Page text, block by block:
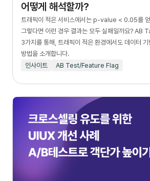
어떻게 해석할까?
트래픽이 적은 서비스에서는 p-value < 0.05를
그렇다면 이런 경우 결과는 모두 실패일까요? AB
3가지를 통해, 트래픽이 적은 환경에서도 데이터
방법을 소개합니다.
인사이트
AB Test/Feature Flag